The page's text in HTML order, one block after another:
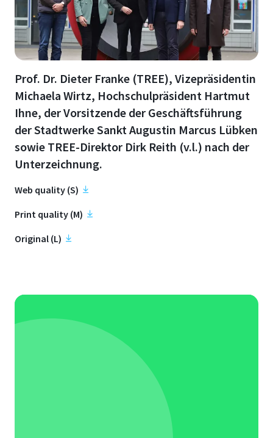
Prof. Dr. Dieter Franke (TREE), Vizepräsidentin
Michaela Wirtz, Hochschulpräsident Hartmut
Ihne, der Vorsitzende der Geschäftsführung
der Stadtwerke Sankt Augustin Marcus Lübken
sowie TREE-Direktor Dirk Reith (v.l.) nach der
Unterzeichnung.
Web quality (S)
Print quality (M)
Original (L)